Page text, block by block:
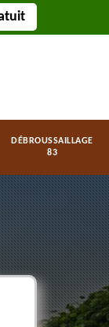
DÉBROUSSAILLAGE
83